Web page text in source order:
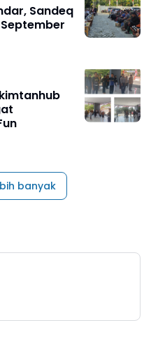
Sandeq
banyak